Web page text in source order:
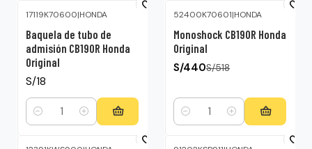
17119K70600|HONDA
Baquela de tubo de
admisión CB190R Honda
Original
S/18
Cantidad
52400K70601|HONDA
Monoshock CB190R Honda
Original
S/440S/518
Cantidad